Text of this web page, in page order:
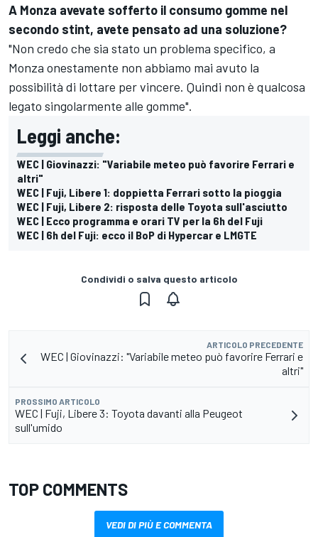
A Monza avevate sofferto il consumo gomme nel
secondo stint, avete pensato ad una soluzione?
"Non credo che sia stato un problema specifico, a
Monza onestamente non abbiamo mai avuto la
possibilità di lottare per vincere. Quindi non è qualcosa
legato singolarmente alle gomme".
Leggi anche:
WEC | Giovinazzi: "Variabile meteo può favorire Ferrari e
altri"
WEC | Fuji, Libere 1: doppietta Ferrari sotto la pioggia
WEC | Fuji, Libere 2: risposta delle Toyota sull'asciutto
WEC | Ecco programma e orari TV per la 6h del Fuji
WEC | 6h del Fuji: ecco il BoP di Hypercar e LMGTE
Condividi o salva questo articolo
ARTICOLO PRECEDENTE
WEC | Giovinazzi: "Variabile meteo può favorire Ferrari e
altri"
PROSSIMO ARTICOLO
WEC | Fuji, Libere 3: Toyota davanti alla Peugeot
sull'umido
TOP COMMENTS
VEDI DI PIÙ E COMMENTA